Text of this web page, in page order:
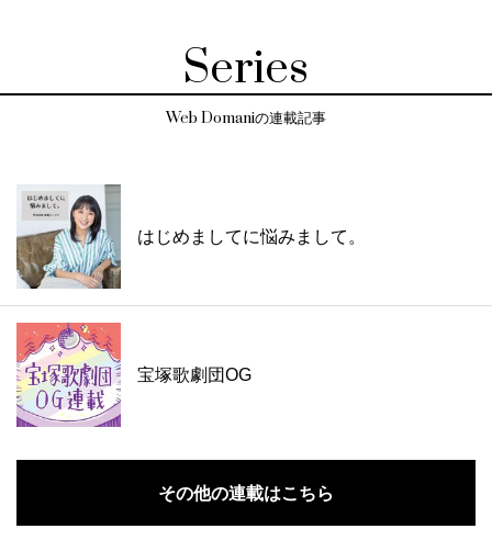
Series
Web Domaniの連載記事
はじめましてに悩みまして。
宝塚歌劇団OG
その他の連載はこちら